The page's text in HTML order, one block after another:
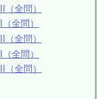
全問）
全問）
全問）
全問）
全問）